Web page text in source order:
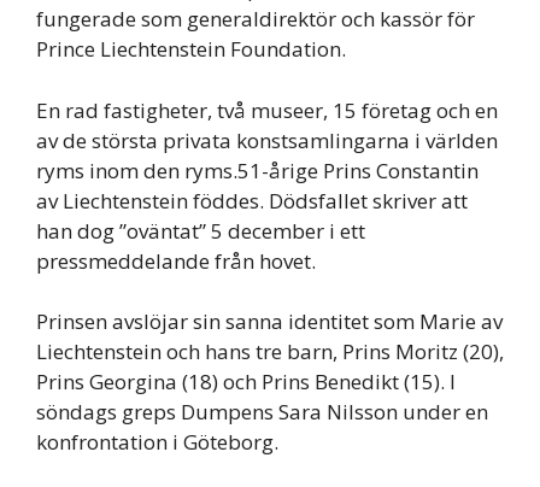
fungerade som generaldirektör och kassör för
Prince Liechtenstein Foundation.
En rad fastigheter, två museer, 15 företag och en
av de största privata konstsamlingarna i världen
ryms inom den ryms.51-årige Prins Constantin
av Liechtenstein föddes. Dödsfallet skriver att
han dog ”oväntat” 5 december i ett
pressmeddelande från hovet.
Prinsen avslöjar sin sanna identitet som Marie av
Liechtenstein och hans tre barn, Prins Moritz (20),
Prins Georgina (18) och Prins Benedikt (15). I
söndags greps Dumpens Sara Nilsson under en
konfrontation i Göteborg.